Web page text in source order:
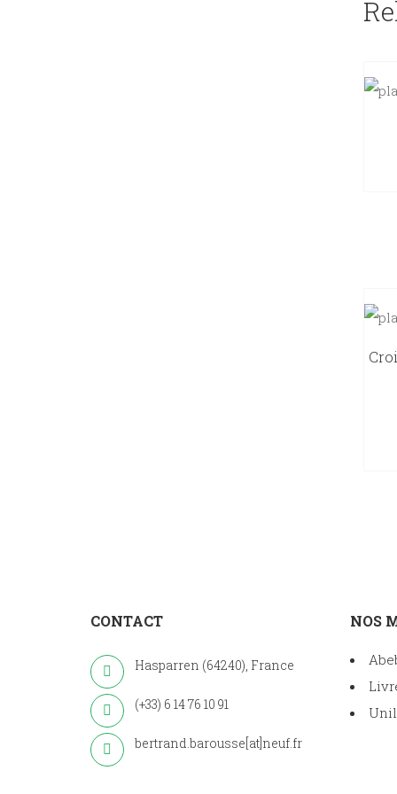
CONTACT
Hasparren (64240), France
(+33) 6 14 76 10 91
bertrand.barousse[at]neuf.fr
NOS